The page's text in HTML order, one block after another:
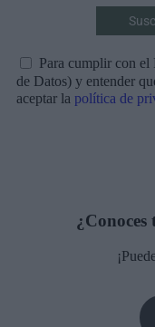
Para cumplir con el
de Datos) y entender
aceptar la política de
¿Conoces